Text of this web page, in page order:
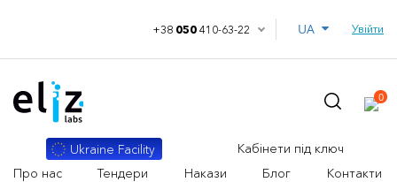
+38 050410-63-22 Увійти
Ukraine Facility
Кабінети під ключ
Про нас
Тендери Накази Блог Контакти
0